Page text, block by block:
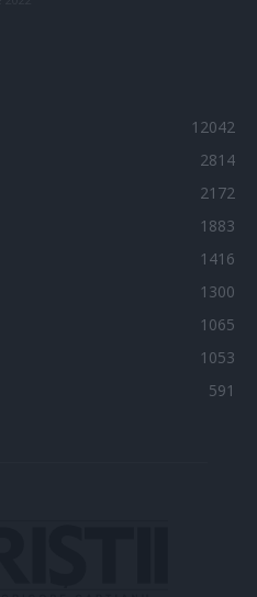
12042
2814
2172
1883
1416
1300
1065
1053
591